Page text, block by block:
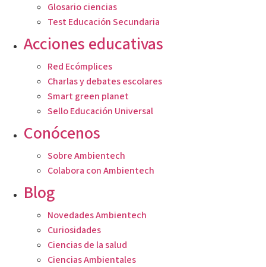
Glosario ciencias
Test Educación Secundaria
Acciones educativas
Red Ecómplices
Charlas y debates escolares
Smart green planet
Sello Educación Universal
Conócenos
Sobre Ambientech
Colabora con Ambientech
Blog
Novedades Ambientech
Curiosidades
Ciencias de la salud
Ciencias Ambientales